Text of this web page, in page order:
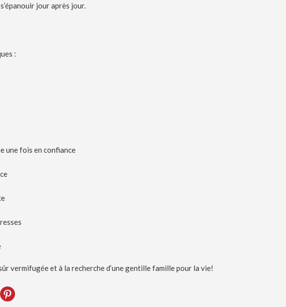
jour après jour.
:
une fois en confiance
vermifugée et à la recherche d’une gentille famille pour la vie!